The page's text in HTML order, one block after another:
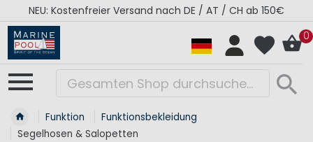
RÉGATES ROYALES Kollektion - Super Sale
0
Funktion
Funktionsbekleidung
Segelhosen & Salopetten